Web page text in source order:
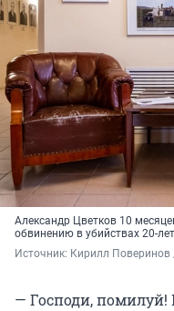
Александр Цветков 10
обвинению в убийствах 20-
Источник: Кирилл Поверинов
— Господи, помилуй!